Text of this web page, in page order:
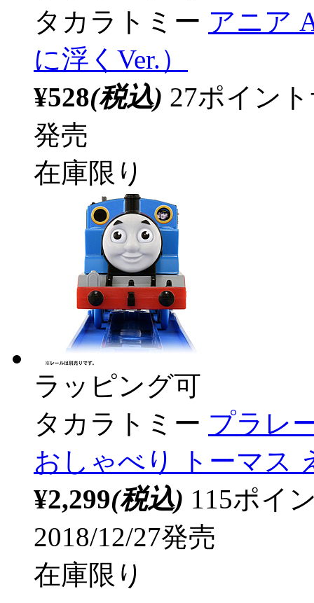
タカラトミー アニア
に浮くVer.）
¥528(税込) 27ポイン
発売
在庫限り
ラッピング可
タカラトミー プラレ
おしゃべり トーマス
¥2,299(税込) 115ポイ
2018/12/27発売
在庫限り